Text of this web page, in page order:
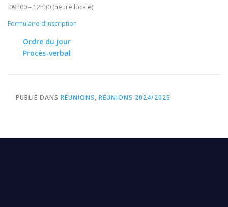
09h00 – 12h30 (heure locale)
Formulaire d’inscription
Ordre du jour
Procès-verbal
PUBLIÉ DANS RÉUNIONS, RÉUNIONS 2024/2025